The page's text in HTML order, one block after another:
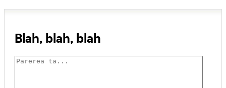
Blah, blah, blah